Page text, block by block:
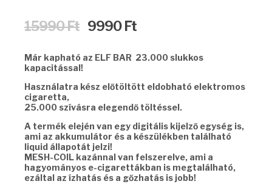
15990Ft Original
15990 Ft.
9990 FtCurrent
9990 Ft.
Már kapható az ELF BAR 23.000 slukkos
kapacitással!
Használatra kész előtöltött eldobható elektromos
cigaretta,
25.000 szívásra elegendő töltéssel.
A termék elején van egy digitális kijelző egység is,
ami az akkumulátor és a készülékben található
liquid állapotát jelzi!
MESH-COIL kazánnal van felszerelve, ami a
hagyományos e-cigarettákban is megtalálható,
ezáltal az ízhatás és a gőzhatás is jobb!